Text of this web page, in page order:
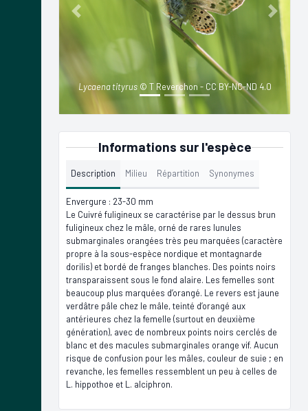
Lycaena tityrus© T Reverchon - CC BY-NC-ND 4.0
Previous Next
Informations sur l'espèce
Description Milieu Répartition Synonymes
Envergure : 23-30 mm
Le Cuivré fuligineux se caractérise par le dessus brun
fuligineux chez le mâle, orné de rares lunules
submarginales orangées très peu marquées (caractère
propre à la sous-espèce nordique et montagnarde
dorilis) et bordé de franges blanches. Des points noirs
transparaissent sous le fond alaire. Les femelles sont
beaucoup plus marquées d’orangé. Le revers est jaune
verdâtre pâle chez le mâle, teinté d’orangé aux
antérieures chez la femelle (surtout en deuxième
génération), avec de nombreux points noirs cerclés de
blanc et des macules submarginales orange vif. Aucun
risque de confusion pour les mâles, couleur de suie ; en
revanche, les femelles ressemblent un peu à celles de
L. hippothoe et L. alciphron.